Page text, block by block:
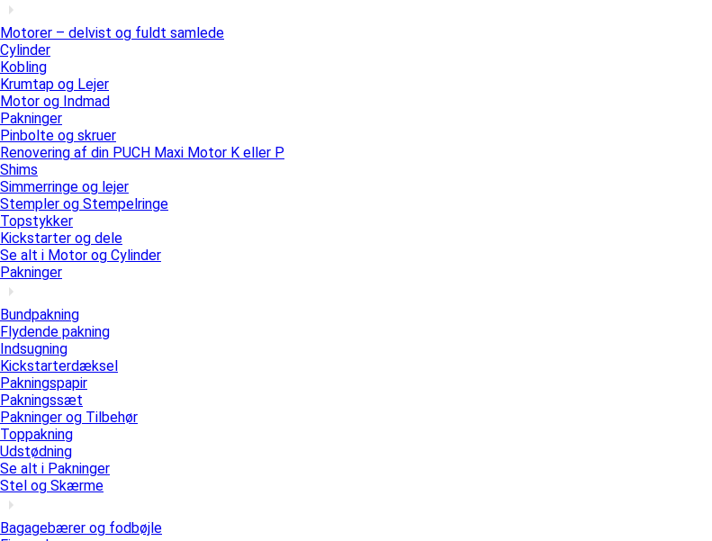
Motorer – delvist og fuldt samlede
Cylinder
Kobling
Krumtap og Lejer
Motor og Indmad
Pakninger
Pinbolte og skruer
Renovering af din PUCH Maxi Motor K eller P
Shims
Simmerringe og lejer
Stempler og Stempelringe
Topstykker
Kickstarter og dele
Se alt i Motor og Cylinder
Pakninger
Bundpakning
Flydende pakning
Indsugning
Kickstarterdæksel
Pakningspapir
Pakningssæt
Pakninger og Tilbehør
Toppakning
Udstødning
Se alt i Pakninger
Stel og Skærme
Bagagebærer og fodbøjle